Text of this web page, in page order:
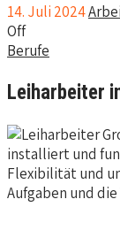
14. Juli 2024
Off
Berufe
Leiharbeiter
installiert und
Flexibilität und
Aufgaben und